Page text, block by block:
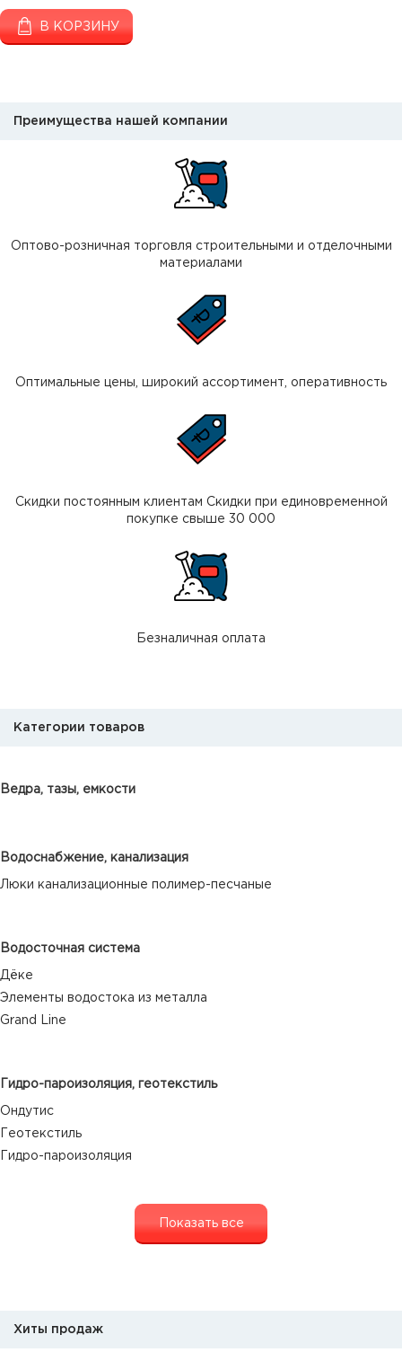
В КОРЗИНУ
Преимущества нашей компании
Оптово-розничная торговля строительными и отделочными
материалами
Оптимальные цены, широкий ассортимент, оперативность
Скидки постоянным клиентам Скидки при единовременной
покупке свыше 30 000
Безналичная оплата
Категории товаров
Ведра, тазы, емкости
Водоснабжение, канализация
Люки канализационные полимер-песчаные
Водосточная система
Дёке
Элементы водостока из металла
Grand Line
Гидро-пароизоляция, геотекстиль
Ондутис
Геотекстиль
Гидро-пароизоляция
Показать все
Хиты продаж